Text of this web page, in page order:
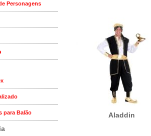
Personagens
para Balão Aladdin